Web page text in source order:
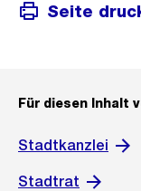
Seite
Für diesen Inhalt
Stadtkanzlei
Stadtrat